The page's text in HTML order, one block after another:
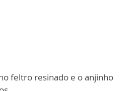
feltro resinado e o anjinho